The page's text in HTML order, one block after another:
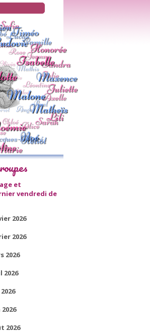
et
vendredi de
2026
2026
2026
2026
2026